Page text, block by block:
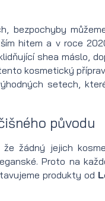
bezpochyby
hitem a v roce
shea máslo,
kosmetický
setech,
původu
žádný jejich
Proto na
produkty od